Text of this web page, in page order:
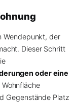
Wendepunkt, der
Dieser Schritt
oder eine
Wohnfläche
Gegenstände Platz